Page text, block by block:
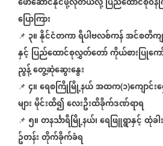
ပြောကြား
📌 ၃။နိုင်ငံတကာရီပါဗလစ်ကန်အင်စတီ
နှင့် ပြည်ထောင်စုလွှတ်တော်ကိုယ်စားပြုက
ညွန့်တွေ့ဆုံဆွေးနွေး
📌 ၄။ရေစကြိုမြို့နယ်အထက(၁)ကျောင်
များမိုင်းထိ၍လေးဦးထိခိုက်ဒဏ်ရာရ
📌 ၅။တနင်္သာရီမြို့နယ်၊ရေဖြူရွာနှင့်ထုံခါ
ဥ်တန်းတိုက်ခိုက်ခံရ